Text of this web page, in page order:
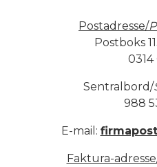
Postadresse/
Postboks
0314
Sentralbord/
988
E-mail:
Faktura-